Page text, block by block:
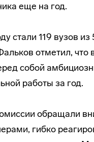
еще на год.
стали 119 вузов
отметил, что
собой
работы за год.
обращали
гибко